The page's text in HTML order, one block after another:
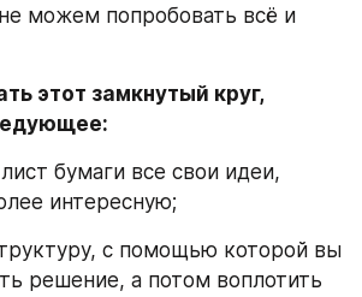
можем попробовать всё и
этот замкнутый круг,
бумаги все свои идеи,
интересную;
с помощью которой вы
решение, а потом воплотить